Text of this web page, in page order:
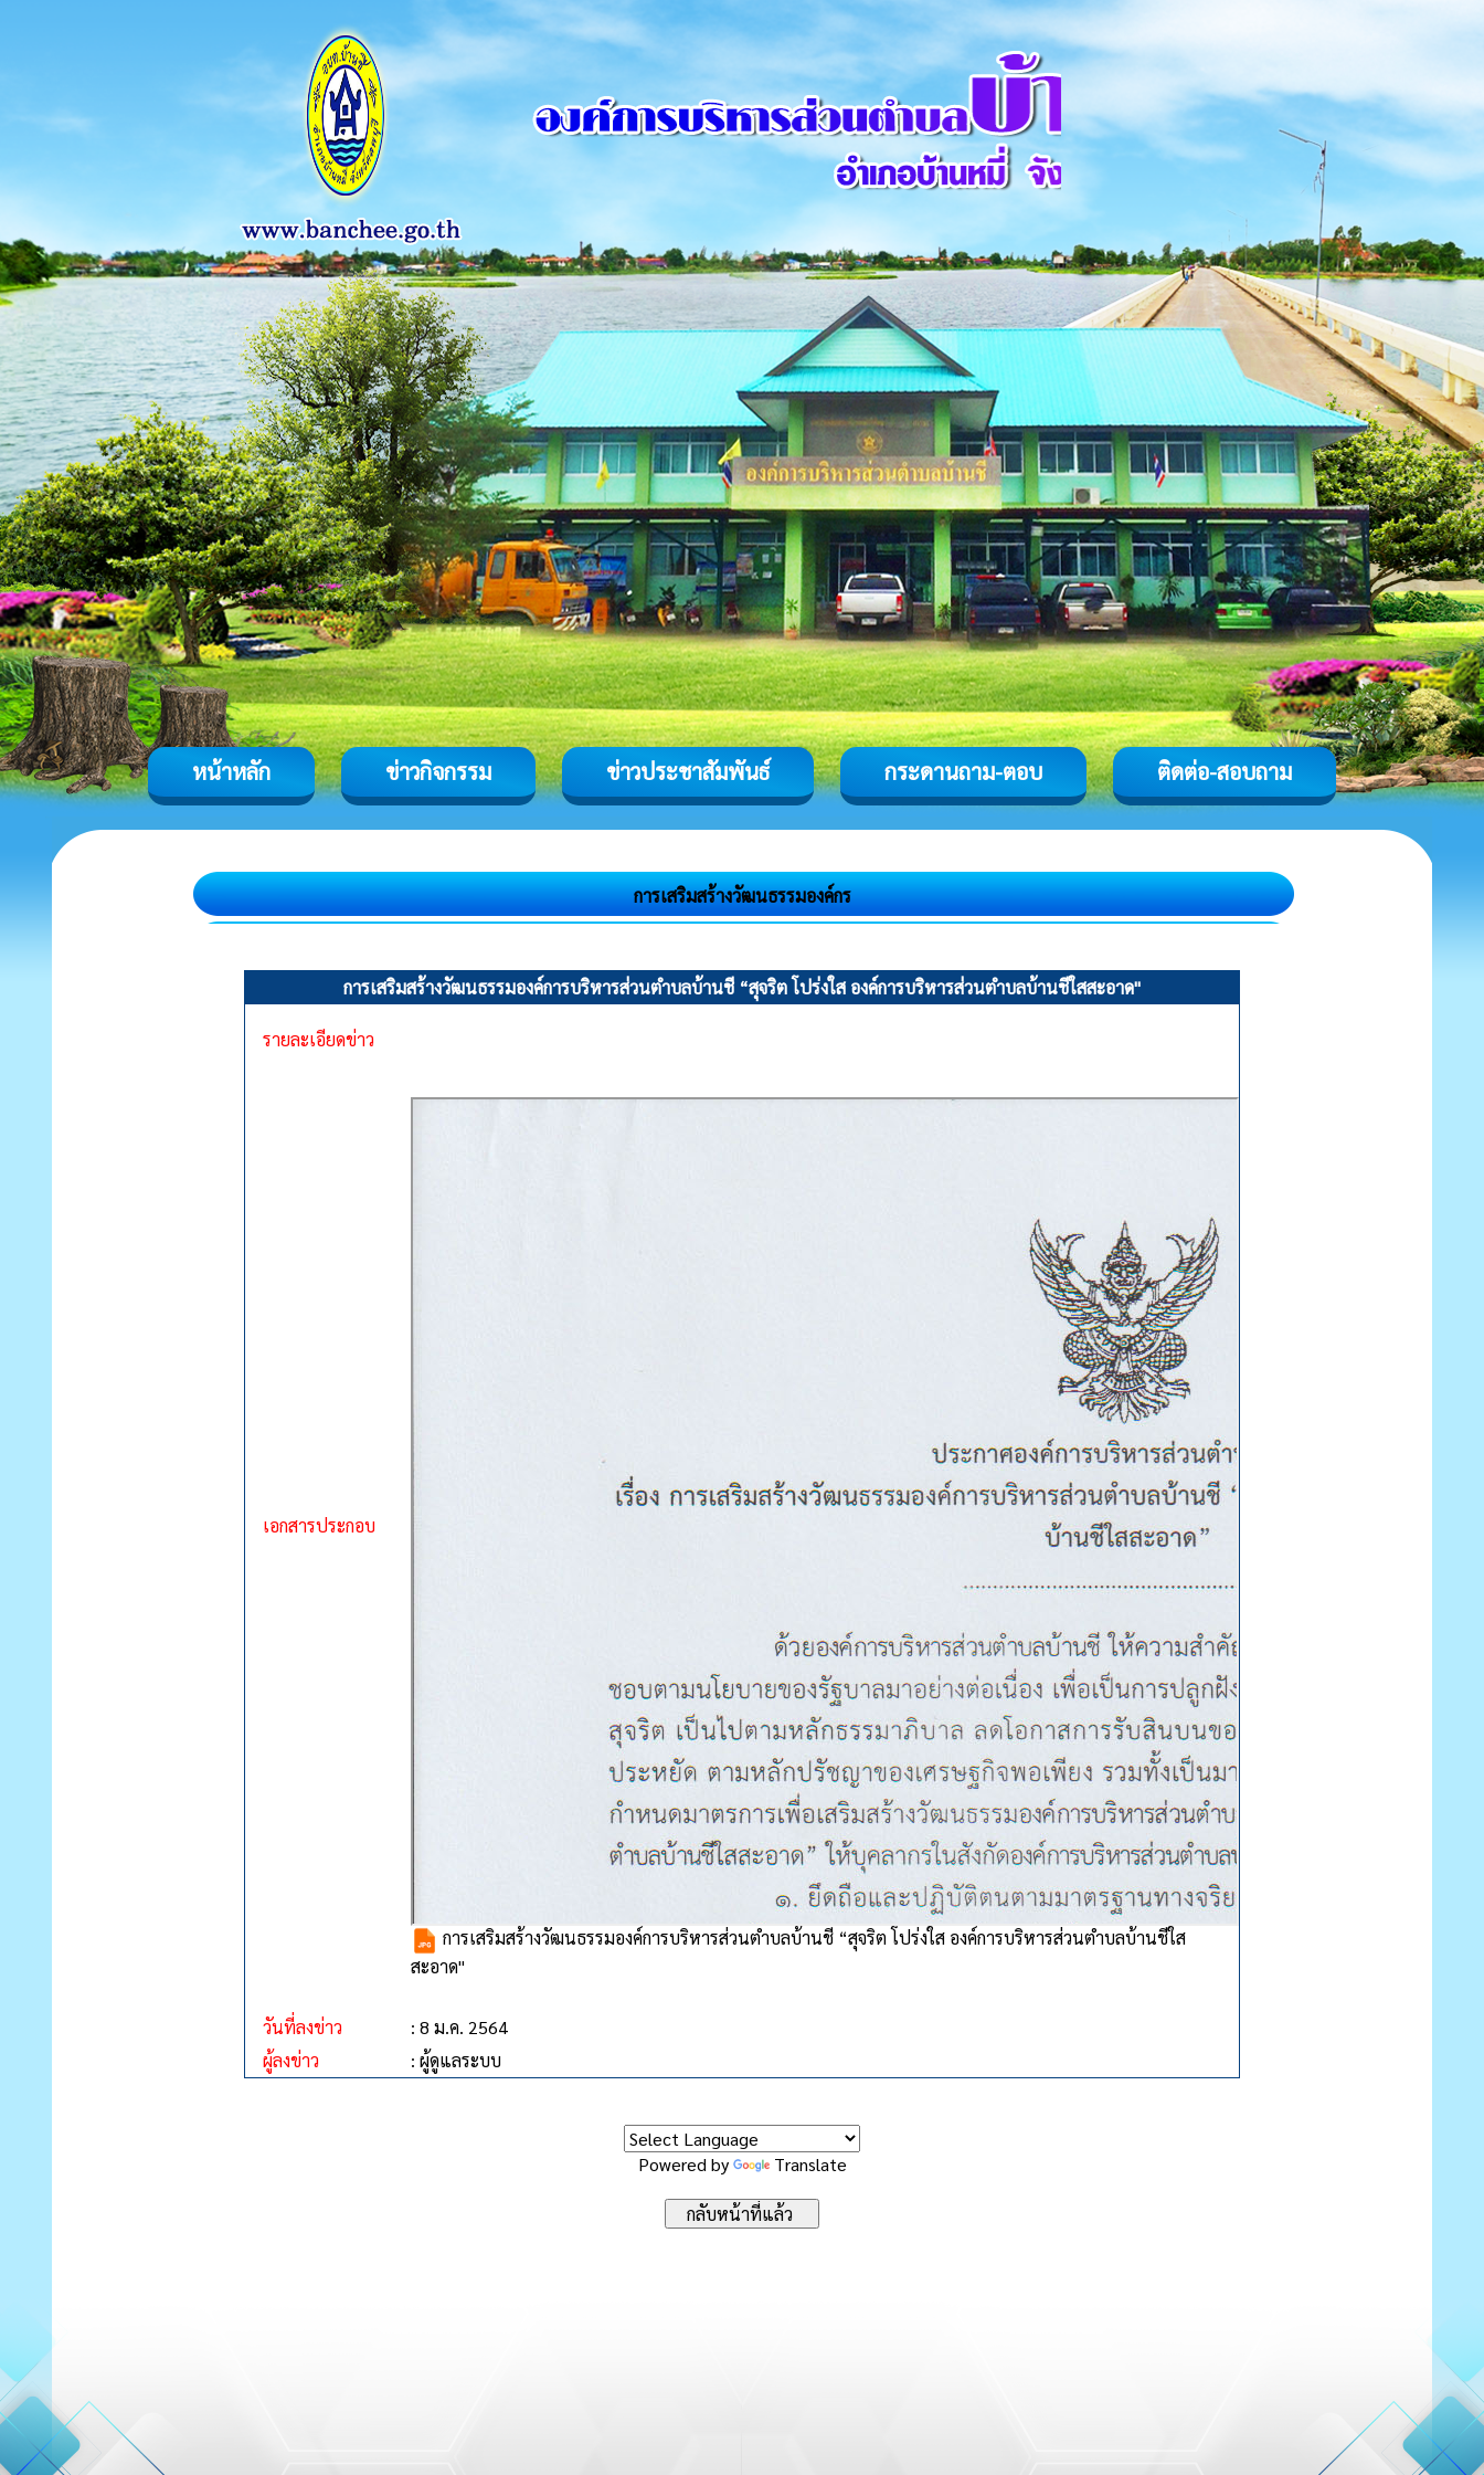
หน้าหลัก ข่าวกิจกรรม ข่าวประชาสัมพันธ์ กระดานถาม-ตอบ ติดต่อ-สอบถาม
การเสริมสร้างวัฒนธรรมองค์กร
การเสริมสร้างวัฒนธรรมองค์การบริหารส่วนตำบลบ้านชี “สุจริต โปร่งใส องค์การบริหารส่วนตำบลบ้านชีใสสะอาด"
รายละเอียดข่าว
เอกสารประกอบ
การเสริมสร้างวัฒนธรรมองค์การบริหารส่วนตำบลบ้านชี “สุจริต โปร่งใส องค์การบริหารส่วนตำบลบ้านชีใส
สะอาด"
วันที่ลงข่าว
: 8 ม.ค. 2564
ผู้ลงข่าว
: ผู้ดูแลระบบ
Powered by Translate